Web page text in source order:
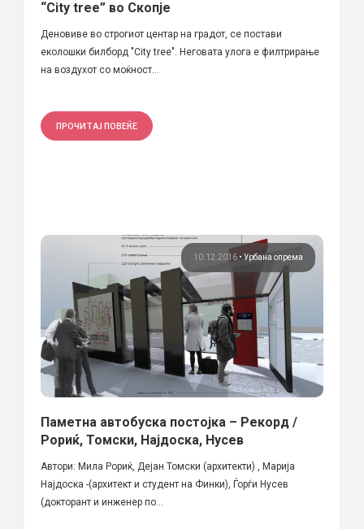
“City tree” во Скопје
Деновиве во строгиот центар на градот, се постави
еколошки билборд "City tree". Неговата улога е филтрирање
на воздухот со моќност...
ПРОЧИТАЈ ПОВЕЌЕ
10.12.2016 • Урбана опрема
Паметна автобуска постојка – Рекорд /
Рориќ, Томски, Најдоска, Нусев
Автори: Мила Рориќ, Дејан Томски (архитекти) , Марија
Најдоска -(архитект и студент на Финки), Ѓорѓи Нусев
(докторант и инженер по...